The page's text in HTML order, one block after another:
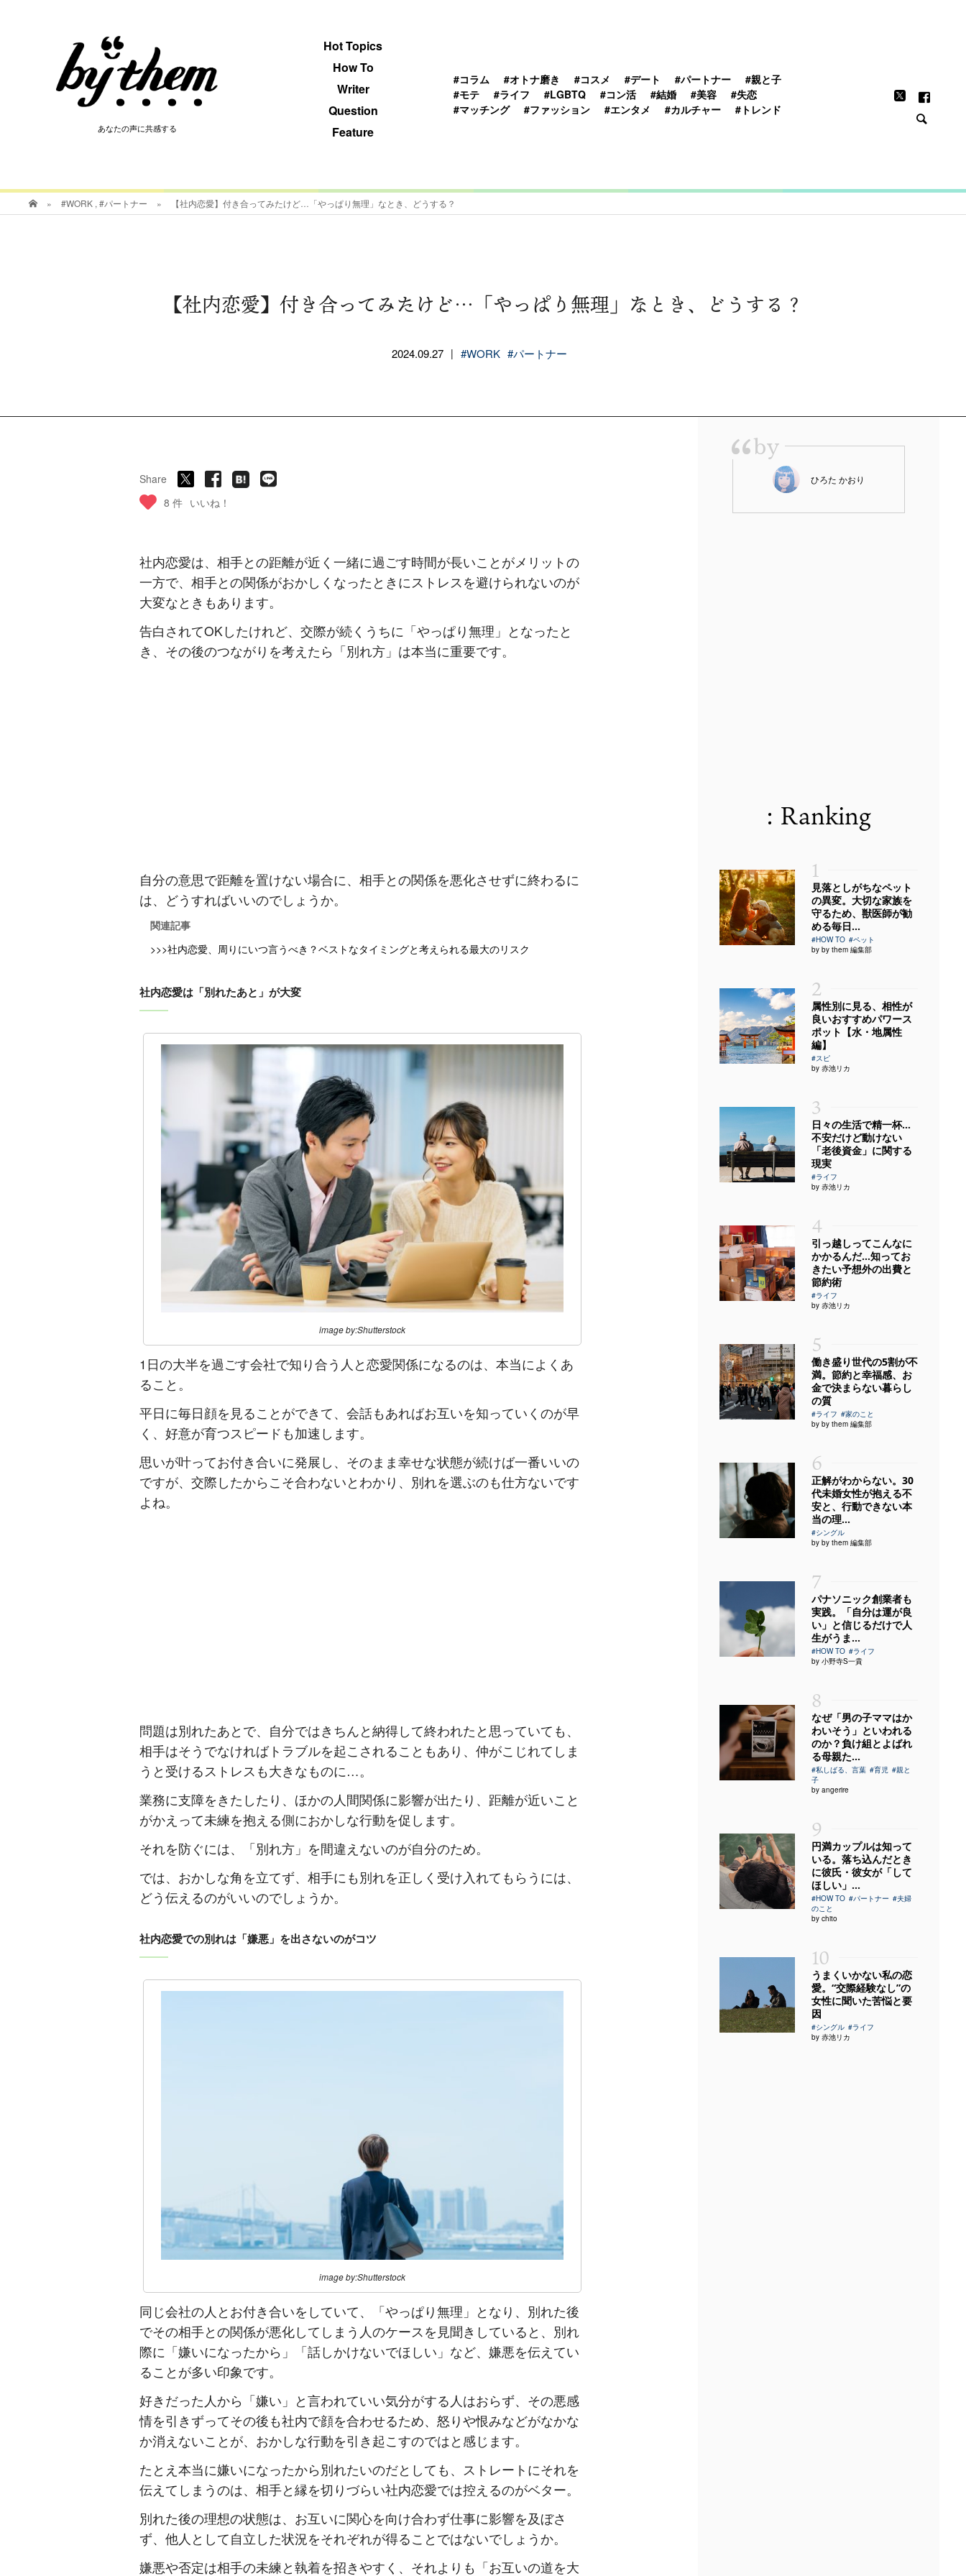
あなたの声に共感する
Hot Topics
How To
Writer
Question
Feature
#コラム #オトナ磨き #コスメ #デート #パートナー
#親と子
#モテ
#ライフ #LGBTQ #コン活 #結婚 #美容
#失恋
#マッチング
#ファッション #エンタメ #カルチャー #トレンド
あなたの声に共感する
» #WORK , #パートナー » 【社内恋愛】付き合ってみたけど…「やっぱり無理」なとき、どうする？
【社内恋愛】付き合ってみたけど…「やっぱり無理」なとき、どうする？
2024.09.27 | #WORK #パートナー
Share
8 件 いいね！
社内恋愛は、相手との距離が近く一緒に過ごす時間が長いことがメリットの
一方で、相手との関係がおかしくなったときにストレスを避けられないのが
大変なときもあります。
告白されてOKしたけれど、交際が続くうちに「やっぱり無理」となったと
き、その後のつながりを考えたら「別れ方」は本当に重要です。
自分の意思で距離を置けない場合に、相手との関係を悪化させずに終わるに
は、どうすればいいのでしょうか。
関連記事
>>>社内恋愛、周りにいつ言うべき？ベストなタイミングと考えられる最大のリスク
社内恋愛は「別れたあと」が大変
image by:Shutterstock
1日の大半を過ごす会社で知り合う人と恋愛関係になるのは、本当によくあ
ること。
平日に毎日顔を見ることができて、会話もあればお互いを知っていくのが早
く、好意が育つスピードも加速します。
思いが叶ってお付き合いに発展し、そのまま幸せな状態が続けば一番いいの
ですが、交際したからこそ合わないとわかり、別れを選ぶのも仕方ないです
よね。
問題は別れたあとで、自分ではきちんと納得して終われたと思っていても、
相手はそうでなければトラブルを起こされることもあり、仲がこじれてしま
うと受けるストレスも大きなものに…。
業務に支障をきたしたり、ほかの人間関係に影響が出たり、距離が近いこと
がかえって未練を抱える側におかしな行動を促します。
それを防ぐには、「別れ方」を間違えないのが自分のため。
では、おかしな角を立てず、相手にも別れを正しく受け入れてもらうには、
どう伝えるのがいいのでしょうか。
社内恋愛での別れは「嫌悪」を出さないのがコツ
image by:Shutterstock
同じ会社の人とお付き合いをしていて、「やっぱり無理」となり、別れた後
でその相手との関係が悪化してしまう人のケースを見聞きしていると、別れ
際に「嫌いになったから」「話しかけないでほしい」など、嫌悪を伝えてい
ることが多い印象です。
好きだった人から「嫌い」と言われていい気分がする人はおらず、その悪感
情を引きずってその後も社内で顔を合わせるため、怒りや恨みなどがなかな
か消えないことが、おかしな行動を引き起こすのではと感じます。
たとえ本当に嫌いになったから別れたいのだとしても、ストレートにそれを
伝えてしまうのは、相手と縁を切りづらい社内恋愛では控えるのがベター。
別れた後の理想の状態は、お互いに関心を向け合わず仕事に影響を及ぼさ
ず、他人として自立した状況をそれぞれが得ることではないでしょうか。
嫌悪や否定は相手の未練と執着を招きやすく、それよりも「お互いの道を大
“by
ひろた かおり
: Ranking
1
見落としがちなペット
の異変。大切な家族を
守るため、獣医師が勧
める毎日...
#HOW TO #ペット
by by them 編集部
2
属性別に見る、相性が
良いおすすめパワース
ポット【水・地属性
編】
#スピ
by 赤池リカ
3
日々の生活で精一杯…
不安だけど動けない
「老後資金」に関する
現実
#ライフ
by 赤池リカ
4
引っ越しってこんなに
かかるんだ…知ってお
きたい予想外の出費と
節約術
#ライフ
by 赤池リカ
5
働き盛り世代の5割が不
満。節約と幸福感、お
金で決まらない暮らし
の質
#ライフ #家のこと
by by them 編集部
6
正解がわからない。30
代未婚女性が抱える不
安と、行動できない本
当の理...
#シングル
by by them 編集部
7
パナソニック創業者も
実践。「自分は運が良
い」と信じるだけで人
生がうま...
#HOW TO #ライフ
by 小野寺S一貴
8
なぜ「男の子ママはか
わいそう」といわれる
のか？負け組とよばれ
る母親た...
#私しばる、言葉 #育児 #親と
子
by angerire
9
円満カップルは知って
いる。落ち込んだとき
に彼氏・彼女が「して
ほしい」...
#HOW TO #パートナー #夫婦
のこと
by chito
10
うまくいかない私の恋
愛。“交際経験なし”の
女性に聞いた苦悩と要
因
#シングル #ライフ
by 赤池リカ